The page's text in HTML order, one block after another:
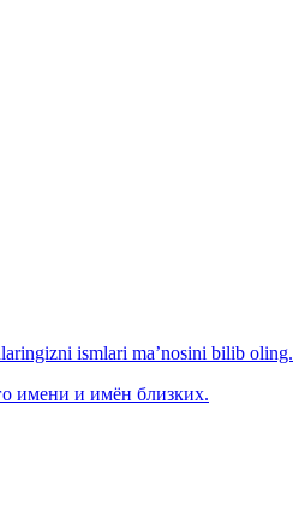
ismlari ma’nosini bilib oling.
имени и имён близких.